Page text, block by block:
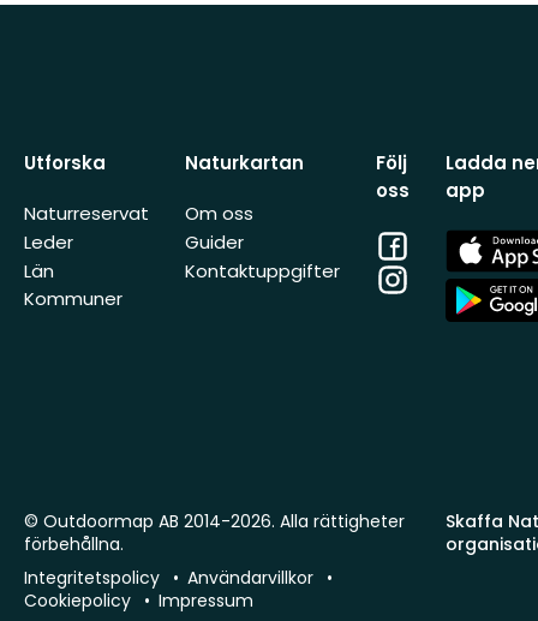
Utforska
Naturreservat
Leder
Län
Kommuner
Naturkartan
Om oss
Guider
Kontaktuppgifter
Följ
oss
Facebook
Instagram
Ladda
app
App
Store
App
Store
Skaffa
© Outdoormap AB 2014-2026. Alla rättigheter
förbehållna.
Integritetspolicy
Användarvillkor
Cookiepolicy
Impressum